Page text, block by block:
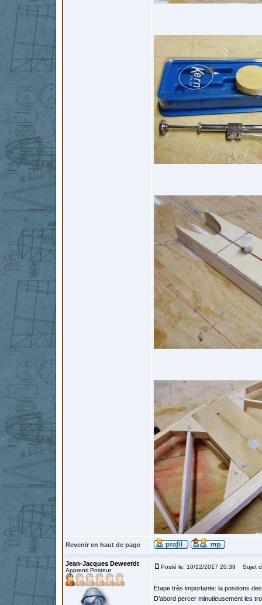
Revenir en haut de page
Jean-Jacques Deweerdt
Apprenti Posteur
Posté le: 10/12/2017 20:39 Sujet
Etape très importante: la positions
D’abord percer minutieusement les